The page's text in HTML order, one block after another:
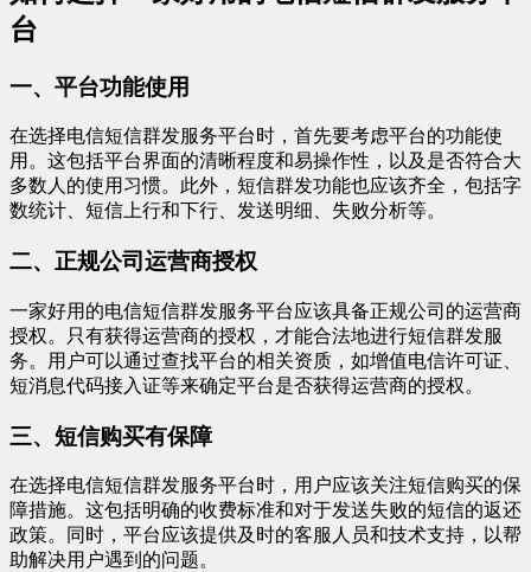
台
一、平台功能使用
在选择电信短信群发服务平台时，首先要考虑平台的功能使
用。这包括平台界面的清晰程度和易操作性，以及是否符合大
多数人的使用习惯。此外，短信群发功能也应该齐全，包括字
数统计、短信上行和下行、发送明细、失败分析等。
二、正规公司运营商授权
一家好用的电信短信群发服务平台应该具备正规公司的运营商
授权。只有获得运营商的授权，才能合法地进行短信群发服
务。用户可以通过查找平台的相关资质，如增值电信许可证、
短消息代码接入证等来确定平台是否获得运营商的授权。
三、短信购买有保障
在选择电信短信群发服务平台时，用户应该关注短信购买的保
障措施。这包括明确的收费标准和对于发送失败的短信的返还
政策。同时，平台应该提供及时的客服人员和技术支持，以帮
助解决用户遇到的问题。